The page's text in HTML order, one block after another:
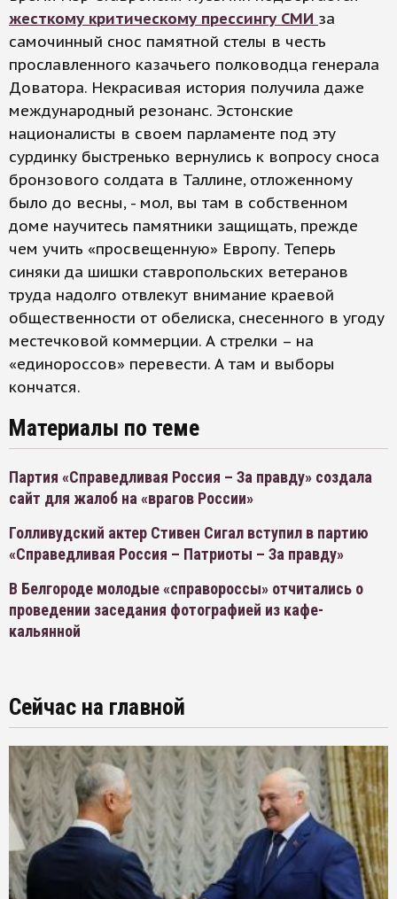
жесткому критическому прессингу СМИ за
самочинный снос памятной стелы в честь
прославленного казачьего полководца генерала
Доватора. Некрасивая история получила даже
международный резонанс. Эстонские
националисты в своем парламенте под эту
сурдинку быстренько вернулись к вопросу сноса
бронзового солдата в Таллине, отложенному
было до весны, - мол, вы там в собственном
доме научитесь памятники защищать, прежде
чем учить «просвещенную» Европу. Теперь
синяки да шишки ставропольских ветеранов
труда надолго отвлекут внимание краевой
общественности от обелиска, снесенного в угоду
местечковой коммерции. А стрелки – на
«единороссов» перевести. А там и выборы
кончатся.
Материалы по теме
Партия «Справедливая Россия – За правду» создала
сайт для жалоб на «врагов России»
Голливудский актер Стивен Сигал вступил в партию
«Справедливая Россия – Патриоты – За правду»
В Белгороде молодые «справороссы» отчитались о
проведении заседания фотографией из кафе-
кальянной
Сейчас на главной